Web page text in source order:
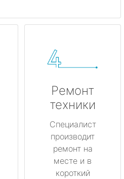
Ремонт
техники
Специалист
производит
ремонт на
месте и в
короткий